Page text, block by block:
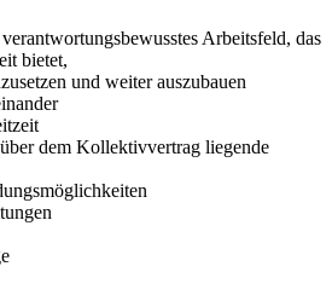
Arbeitsfeld, das
bietet,
und weiter auszubauen
dem Kollektivvertrag liegende